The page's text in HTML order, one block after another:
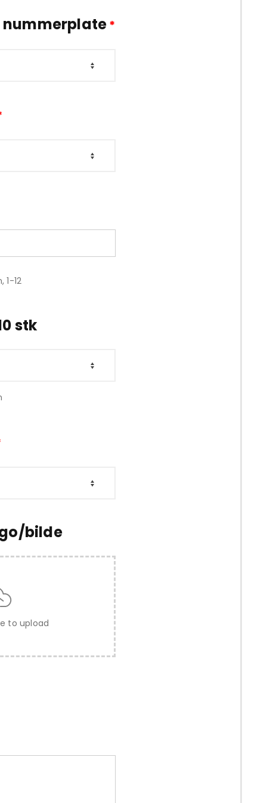
*
1-12
stk
bilde
to upload